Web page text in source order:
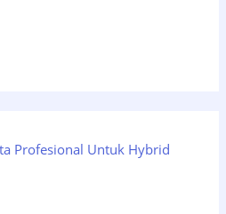
Profesional Untuk Hybrid